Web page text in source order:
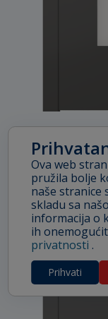
Ova web
pružila bolje
naše stranice
skladu sa
informacija o
ih
privatnosti .
Prihvati